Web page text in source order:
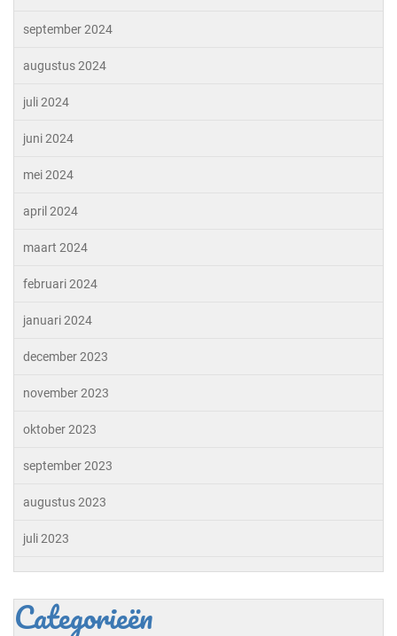
september 2024
augustus 2024
juli 2024
juni 2024
mei 2024
april 2024
maart 2024
februari 2024
januari 2024
december 2023
november 2023
oktober 2023
september 2023
augustus 2023
juli 2023
Categorieën